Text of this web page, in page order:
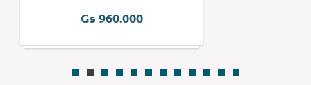
Gs 960.000